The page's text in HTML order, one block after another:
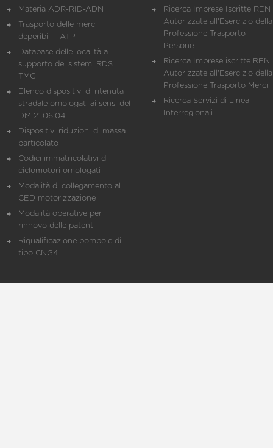
Materia ADR-RID-ADN
Trasporto delle merci
deperibili - ATP
Database delle località a
supporto dei sistemi RDS
TMC
Elenco dispositivi di ritenuta
stradale omologati ai sensi del
DM 21.06.04
Dispositivi riduzioni di massa
particolato
Codici immatricolativi di
ciclomotori omologati
Modalità di collegamento al
CED motorizzazione
Modalità operative per il
rinnovo delle patenti
Riqualificazione bombole di
tipo CNG4
Ricerca Imprese Iscritte REN
Autorizzate all'Esercizio della
Professione Trasporto
Persone
Ricerca Imprese iscritte REN
Autorizzate all'Esercizio della
Professione Trasporto Merci
Ricerca Servizi di Linea
Interregionali